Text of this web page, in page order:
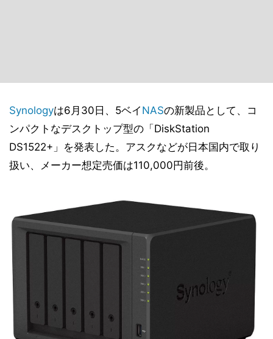
Synologyは6月30日、5ベイ NASの新製品として、コ
ンパクトなデスクトップ型の「DiskStation
DS1522+」を発表した。アスクなどが日本国内で取り
扱い、メーカー想定売価は110,000円前後。